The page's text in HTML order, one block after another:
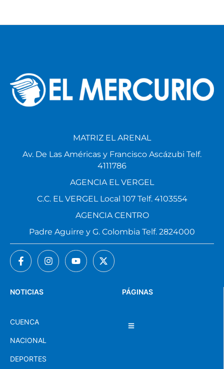
PÁGINAS
NOTICIAS
CUENCA
NACIONAL
DEPORTES
MATRIZ EL ARENAL
Av. De Las Américas y Francisco Ascázubi Telf.
4111786
AGENCIA EL VERGEL
C.C. EL VERGEL Local 107 Telf. 4103554
AGENCIA CENTRO
Padre Aguirre y G. Colombia Telf. 2824000